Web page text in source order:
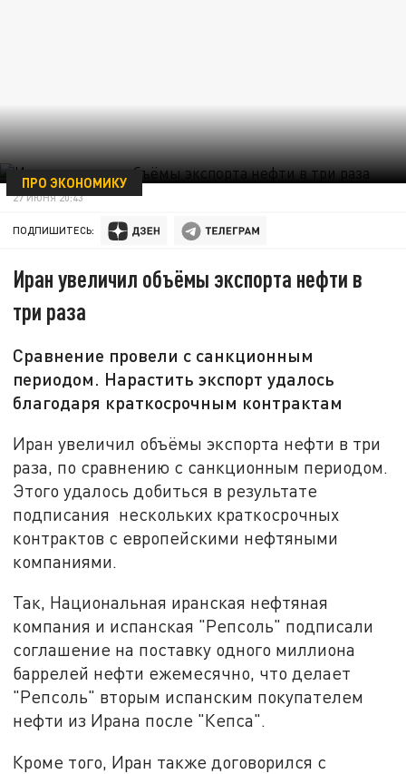
ПРО ЭКОНОМИКУ
27 ИЮНЯ 20:43
ПОДПИШИТЕСЬ:
Иран увеличил объёмы экспорта нефти в
три раза
Сравнение провели с санкционным
периодом. Нарастить экспорт удалось
благодаря краткосрочным контрактам
Иран увеличил объёмы экспорта нефти в три
раза, по сравнению с санкционным периодом.
Этого удалось добиться в результате
подписания нескольких краткосрочных
контрактов с европейскими нефтяными
компаниями.
Так, Национальная иранская нефтяная
компания и испанская "Репсоль" подписали
соглашение на поставку одного миллиона
баррелей нефти ежемесячно, что делает
"Репсоль" вторым испанским покупателем
нефти из Ирана после "Кепса".
Кроме того, Иран также договорился с